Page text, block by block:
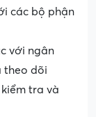
các bộ phận
với ngân
theo dõi
tra và